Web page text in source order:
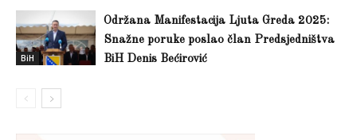
BiH
Održana Manifestacija Ljuta Greda 2025:
Snažne poruke poslao član Predsjedništva
BiH Denis Bećirović